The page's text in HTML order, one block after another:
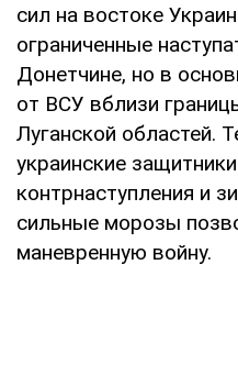
сил на востоке
ограниченные
Донетчине, но в
от ВСУ вблизи
Луганской областей.
украинские
контрнаступления и
сильные морозы
маневренную войну.